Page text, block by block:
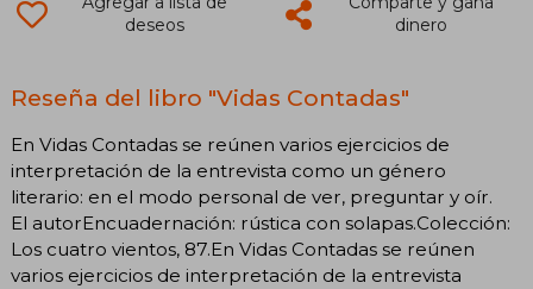
deseos
dinero
Reseña del libro "Vidas Contadas"
En Vidas Contadas se reúnen varios ejercicios de
interpretación de la entrevista como un género
literario: en el modo personal de ver, preguntar y oír.
El autorEncuadernación: rústica con solapas.Colección:
Los cuatro vientos, 87.En Vidas Contadas se reúnen
varios ejercicios de interpretación de la entrevista